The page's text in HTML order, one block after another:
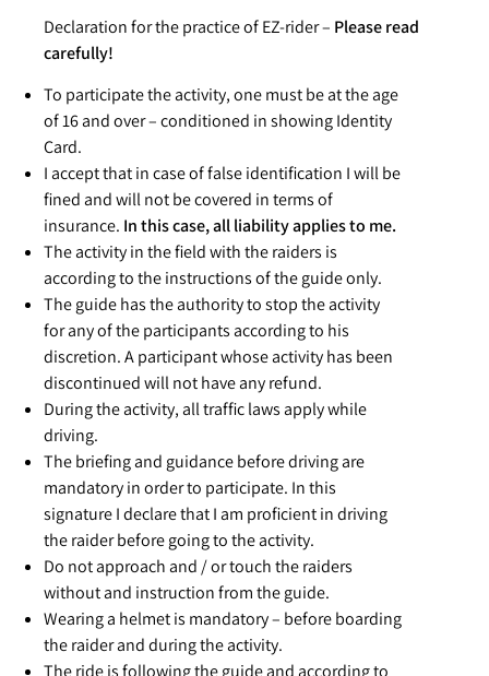
Declaration for the practice of EZ-rider – Please read
carefully!
To participate the activity, one must be at the age
of 16 and over – conditioned in showing Identity
Card.
I accept that in case of false identification I will be
fined and will not be covered in terms of
insurance. In this case, all liability applies to me.
The activity in the field with the raiders is
according to the instructions of the guide only.
The guide has the authority to stop the activity
for any of the participants according to his
discretion. A participant whose activity has been
discontinued will not have any refund.
During the activity, all traffic laws apply while
driving.
The briefing and guidance before driving are
mandatory in order to participate. In this
signature I declare that I am proficient in driving
the raider before going to the activity.
Do not approach and / or touch the raiders
without and instruction from the guide.
Wearing a helmet is mandatory – before boarding
the raider and during the activity.
The ride is following the guide and according to